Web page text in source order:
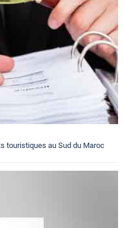
touristiques au Sud du Maroc